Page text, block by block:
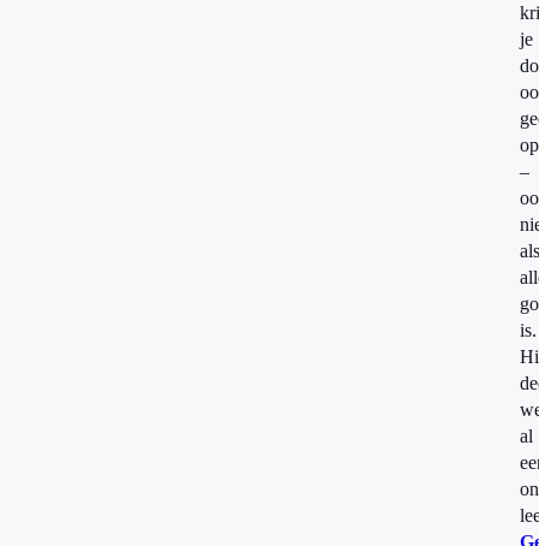
je
–
als
is.
al